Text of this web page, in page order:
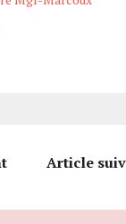
Article